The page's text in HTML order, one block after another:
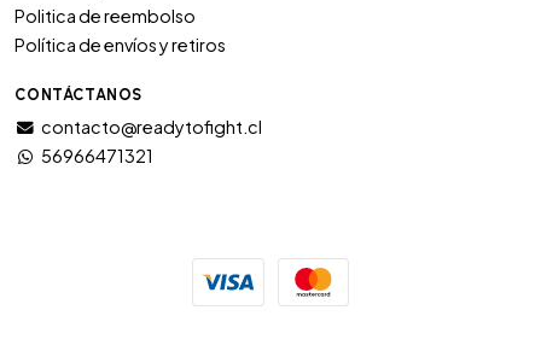
Politica de reembolso
Política de envíos y retiros
CONTÁCTANOS
contacto@readytofight.cl
56966471321